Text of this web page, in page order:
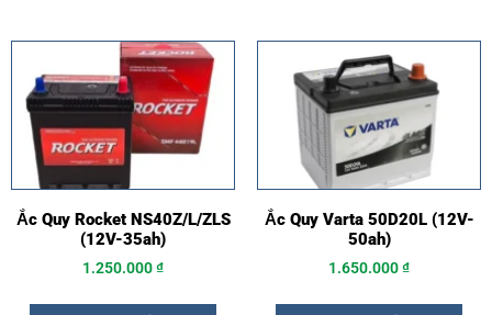
Ắc Quy Rocket NS40Z/L/ZLS
(12V-35ah)
1.250.000₫
Ắc Quy Varta 50D20L (12V-
50ah)
1.650.000₫